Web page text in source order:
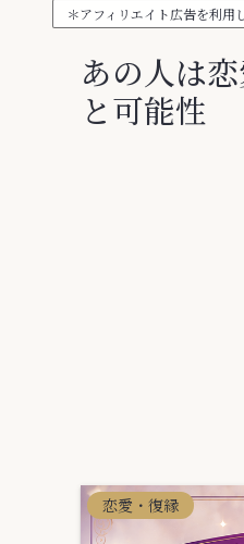
＊アフィリエイト広告を利用
あの人は
と可能性
恋愛・復縁